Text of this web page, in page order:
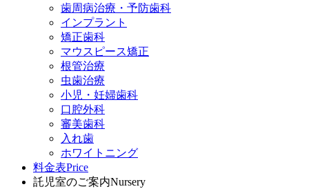
歯周病治療・予防歯科
インプラント
矯正歯科
マウスピース矯正
根管治療
虫歯治療
小児・妊婦歯科
口腔外科
審美歯科
入れ歯
ホワイトニング
料金表Price
託児室のご案内Nursery